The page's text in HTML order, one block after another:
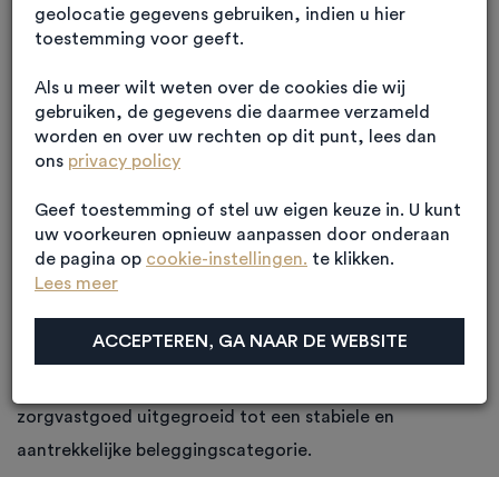
Wat is zorgvastgoed?
vastgoedsector die zich richt op gebouwen en
voorzieningen bestemd voor zorginstellingen. Denk
hierbij aan verpleeghuizen, woonzorgcentra, GGZ-
instellingen, huisartsenpraktijken en eerstelijns
zorgcentra. Door de toenemende vergrijzing en de
zorgvastgoed uitgegroeid tot een stabiele en
aantrekkelijke beleggingscategorie.
geolocatie gegevens gebruiken, indien u hier
toestemming voor geeft.
Als u meer wilt weten over de cookies die wij
gebruiken, de gegevens die daarmee verzameld
worden en over uw rechten op dit punt, lees dan
ons privacy policy
Geef toestemming of stel uw eigen keuze in. U kunt
uw voorkeuren opnieuw aanpassen door onderaan
de pagina op cookie-instellingen. te klikken.
Lees meer
ACCEPTEREN, GA NAAR DE WEBSITE